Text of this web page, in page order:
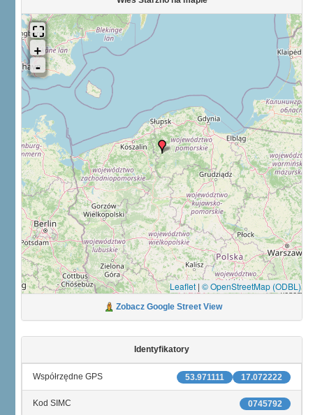
Leaflet | © OpenStreetMap (ODBL)
Zobacz Google Street View
Identyfikatory
17.072222
53.971111
Współrzędne GPS
0745792
Kod SIMC